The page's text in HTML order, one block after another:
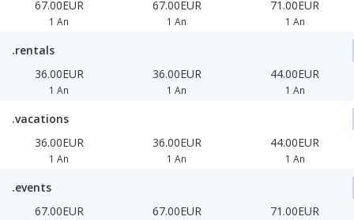
67.00EUR
1 An
67.00EUR
1 An
71.00EUR
1 An
.rentals
36.00EUR
1 An
36.00EUR
1 An
44.00EUR
1 An
.vacations
36.00EUR
1 An
36.00EUR
1 An
44.00EUR
1 An
.events
67.00EUR
67.00EUR 71.00EUR